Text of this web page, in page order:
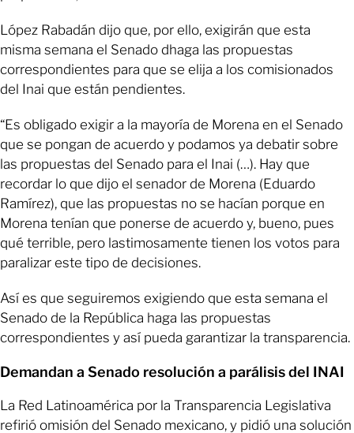
López Rabadán dijo que, por ello, exigirán que esta
misma semana el Senado dhaga las propuestas
correspondientes para que se elija a los comisionados
del Inai que están pendientes.
“Es obligado exigir a la mayoría de Morena en el Senado
que se pongan de acuerdo y podamos ya debatir sobre
las propuestas del Senado para el Inai (…). Hay que
recordar lo que dijo el senador de Morena (Eduardo
Ramírez), que las propuestas no se hacían porque en
Morena tenían que ponerse de acuerdo y, bueno, pues
qué terrible, pero lastimosamente tienen los votos para
paralizar este tipo de decisiones.
Así es que seguiremos exigiendo que esta semana el
Senado de la República haga las propuestas
correspondientes y así pueda garantizar la transparencia.
Demandan a Senado resolución a parálisis del INAI
La Red Latinoamérica por la Transparencia Legislativa
refirió omisión del Senado mexicano, y pidió una solución